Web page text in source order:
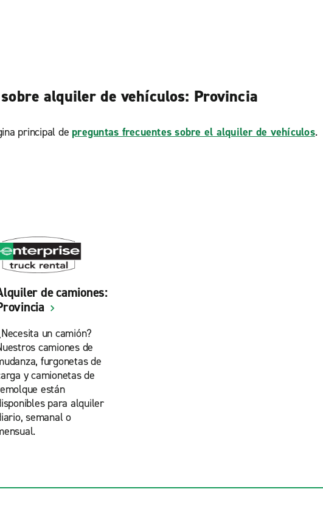
alquiler de vehículos: Provincia
principal de preguntas frecuentes sobre el alquiler de vehículos.
de camiones:
un camión?
camiones de
furgonetas de
y camionetas de
están
para alquiler
semanal o